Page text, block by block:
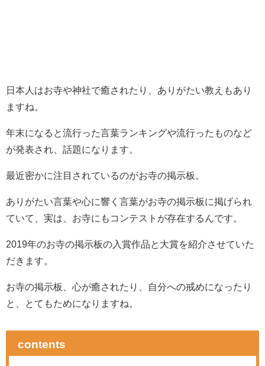
日本人はお寺や神社で癒されたり、ありがたい教えもあり
ますね。
年末になると流行った言葉ランキングや流行ったものなど
が発表され、話題になります。
最近密かに注目されているのがお寺の掲示板。
ありがたい言葉や心に響く言葉がお寺の掲示板に掲げられ
ていて、実は、お寺にもコンテストが存在するんです。
2019年のお寺の掲示板の入賞作品と大賞を紹介させていた
だきます。
お寺の掲示板、心が癒されたり、自分への戒めになったり
と、とてもためになりますね。
contents